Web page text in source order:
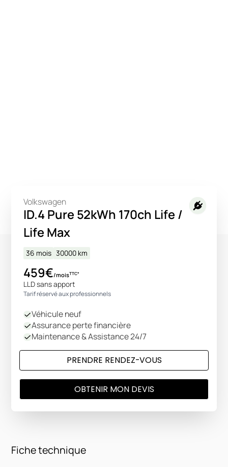
Fiche technique
Volkswagen
ID.4 Pure 52kWh 170ch Life /
Life Max
36 mois 30000 km
459€/moisTTC*
LLD sans apport
Tarif réservé aux professionnels
Véhicule neuf
Assurance perte financière
Maintenance & Assistance 24/7
PRENDRE RENDEZ-VOUS
OBTENIR MON DEVIS